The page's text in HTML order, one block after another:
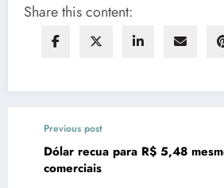
Share this content:
Previous post
Dólar recua para R$ 5,48
comerciais